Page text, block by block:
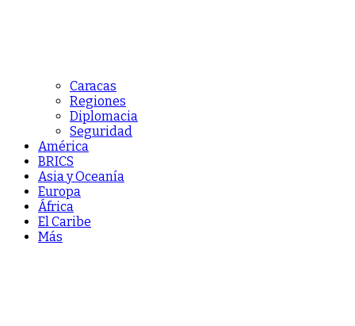
Caracas
Regiones
Diplomacia
Seguridad
América
BRICS
Asia y Oceanía
Europa
África
El Caribe
Más